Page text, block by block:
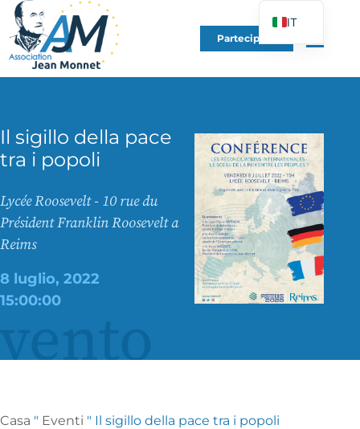
Partecipare
Il sigillo della pace
tra i popoli
Lycée Roosevelt - 10 rue du
Président Franklin Roosevelt a
Reims
8 luglio, 2022
15:00:00
Casa " Eventi " Il sigillo della pace tra i popoli
IT
FR
EN
PT
PL
UK